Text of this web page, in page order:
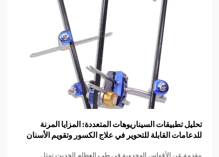
تحليل تطبيقات السيناريوهات المتعددة: المزايا المرنة
للدعامات القابلة للتحوير في علاج الكسور وتقويم الأسنان
مقدمة عن الأقواس الوحدوية في طب العظام الحديث تمثل